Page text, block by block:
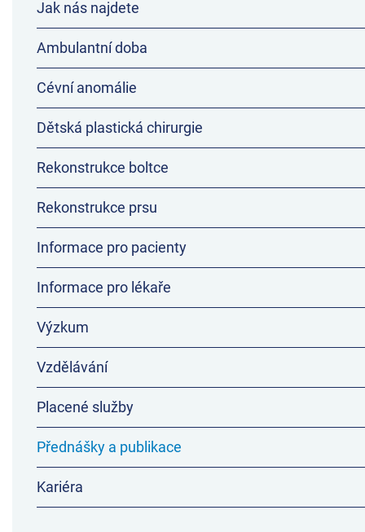
Jak nás najdete
Ambulantní doba
Cévní anomálie
Dětská plastická chirurgie
Rekonstrukce boltce
Rekonstrukce prsu
Informace pro pacienty
Informace pro lékaře
Výzkum
Vzdělávání
Placené služby
Přednášky a publikace
Kariéra